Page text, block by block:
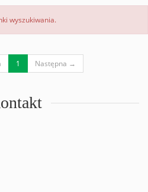
wyszukiwania.
1 (current)Następna →